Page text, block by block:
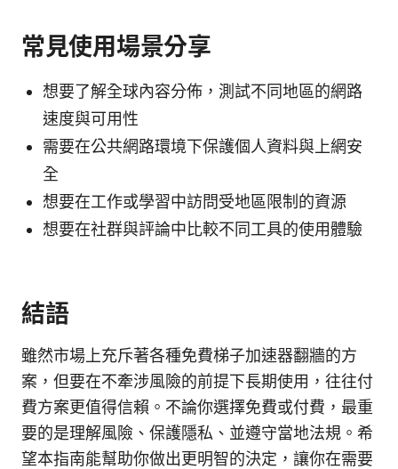
常見使用場景分享
想要了解全球內容分佈，測試不同地區的網路
速度與可用性
需要在公共網路環境下保護個人資料與上網安
全
想要在工作或學習中訪問受地區限制的資源
想要在社群與評論中比較不同工具的使用體驗
結語
雖然市場上充斥著各種免費梯子加速器翻牆的方
案，但要在不牽涉風險的前提下長期使用，往往付
費方案更值得信賴。不論你選擇免費或付費，最重
要的是理解風險、保護隱私、並遵守當地法規。希
望本指南能幫助你做出更明智的決定，讓你在需要